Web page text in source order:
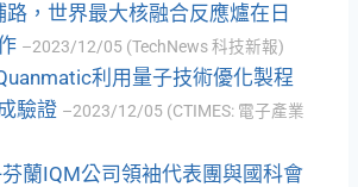
路，世界最大核融合反應爐在日
–2023/12/05 (TechNews 科技新報)
利用量子技術優化製程
驗證 –2023/12/05 (CTIMES: 電子產業
蘭IQM公司領袖代表團與國科會